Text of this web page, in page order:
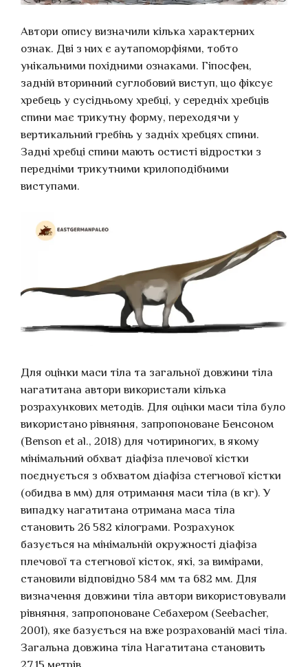
Автори опису визначили кілька характерних
ознак. Дві з них є аутапоморфіями, тобто
унікальними похідними ознаками. Гіпосфен,
задній вторинний суглобовий виступ, що фіксує
хребець у сусідньому хребці, у середніх хребців
спини має трикутну форму, переходячи у
вертикальний гребінь у задніх хребцях спини.
Задні хребці спини мають остисті відростки з
передніми трикутними крилоподібними
виступами.
Для оцінки маси тіла та загальної довжини тіла
нагатитана автори використали кілька
розрахункових методів. Для оцінки маси тіла було
використано рівняння, запропоноване Бенсоном
(Benson et al., 2018) для чотириногих, в якому
мінімальний обхват діафіза плечової кістки
поєднується з обхватом діафіза стегнової кістки
(обидва в мм) для отримання маси тіла (в кг). У
випадку нагатитана отримана маса тіла
становить 26 582 кілограми. Розрахунок
базується на мінімальній окружності діафіза
плечової та стегнової кісток, які, за вимірами,
становили відповідно 584 мм та 682 мм. Для
визначення довжини тіла автори використовували
рівняння, запропоноване Себахером (Seebacher,
2001), яке базується на вже розрахованій масі тіла.
Загальна довжина тіла Нагатитана становить